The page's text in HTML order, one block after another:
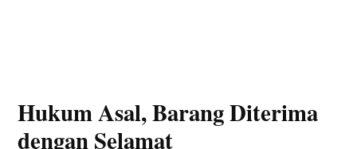
Hukum Asal, Barang Diterima
dengan Selamat